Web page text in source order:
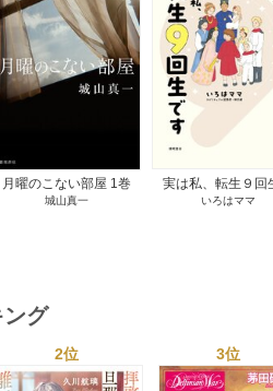
月曜のこない部屋 1巻
城山真一
実は私、転生９回
す マンガ 私の前
いろはママ
グ
2位 3位